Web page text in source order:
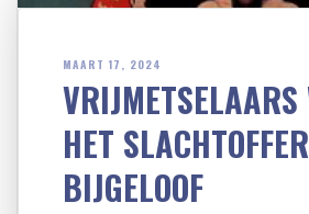
MAART 17, 2024
VRIJMETSELAARS
HET
BIJGELOOF